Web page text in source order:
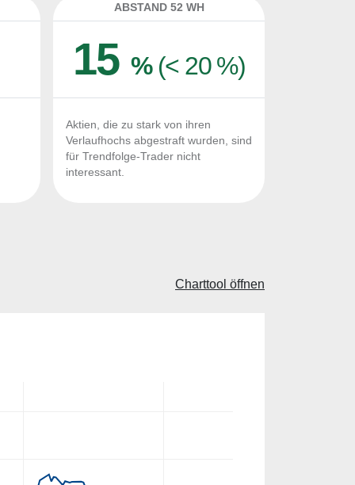
ABSTAND 52 WH
15% (< 20 %)
Aktien, die zu stark von ihren
Verlaufhochs abgestraft wurden, sind
für Trendfolge-Trader nicht
interessant.
Charttool öffnen